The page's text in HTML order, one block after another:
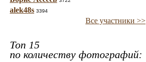
alek48s 3394
Все участники >>
Топ 15
по количеству фотографий: